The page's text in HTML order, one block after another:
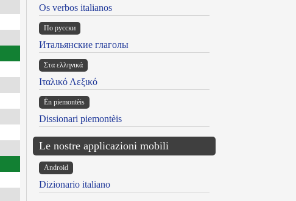
Os verbos italianos
По русски
Итальянские глаголы
Στα ελληνικά
Ιταλικό Λεξικό
Ën piemontèis
Dissionari piemontèis
Le nostre applicazioni mobili
Android
Dizionario italiano